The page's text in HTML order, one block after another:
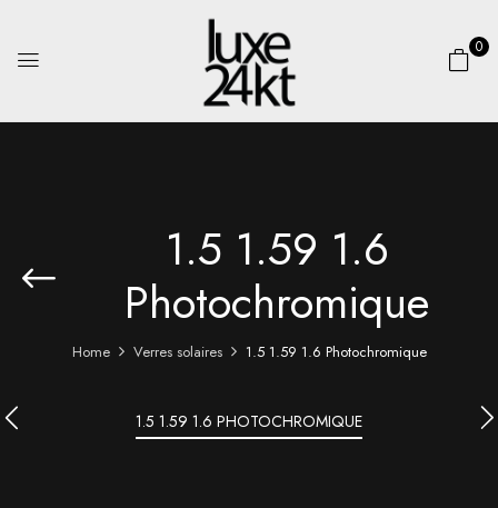
0
1.5 1.59 1.6
Photochromique
Home Verres solaires 1.5 1.59 1.6 Photochromique
1.5 1.59 1.6 PHOTOCHROMIQUE